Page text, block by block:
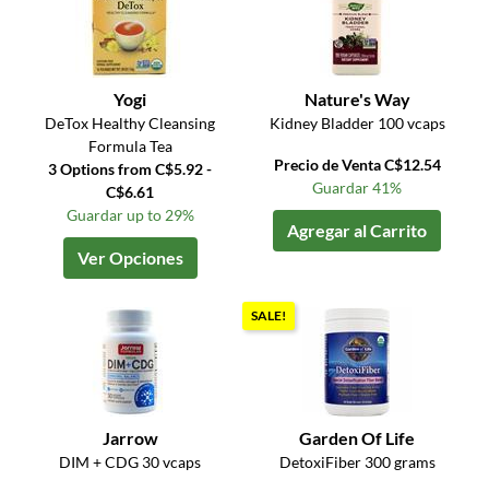
Yogi
DeTox Healthy Cleansing
Formula Tea
3 Options from C$5.92 -
C$6.61
Guardar up to 29%
Ver Opciones
Nature's Way
Kidney Bladder 100 vcaps
Precio de Venta C$12.54
Guardar 41%
Agregar al Carrito
Jarrow
DIM + CDG 30 vcaps
SALE!
Garden Of Life
DetoxiFiber 300 grams